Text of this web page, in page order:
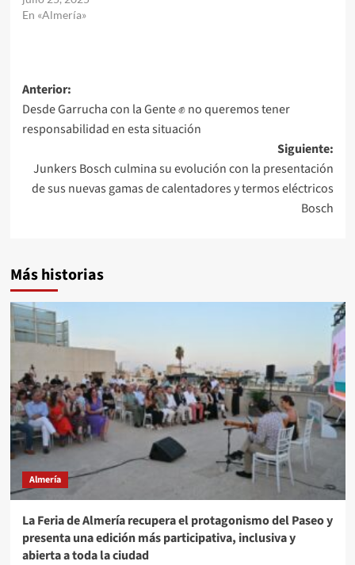
En «Almería»
Navegación
de
entradas
Anterior:
Desde Garrucha con la Gente ✊ no queremos tener
responsabilidad en esta situación
Siguiente:
Junkers Bosch culmina su evolución con la presentación
de sus nuevas gamas de calentadores y termos eléctricos
Bosch
Más historias
Almería
La Feria de Almería recupera el protagonismo del Paseo y
presenta una edición más participativa, inclusiva y
abierta a toda la ciudad